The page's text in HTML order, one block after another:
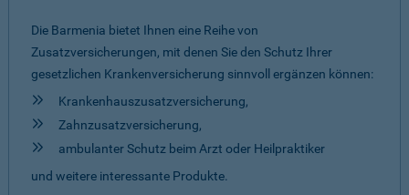
Die Barmenia bietet Ihnen eine Reihe von
Zusatzversicherungen, mit denen Sie den Schutz Ihrer
gesetzlichen Krankenversicherung sinnvoll ergänzen können:
Krankenhauszusatzversicherung,
Zahnzusatzversicherung,
ambulanter Schutz beim Arzt oder Heilpraktiker
und weitere interessante Produkte.